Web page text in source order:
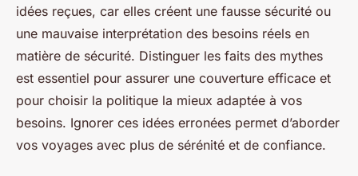
idées reçues, car elles créent une fausse sécurité ou
une mauvaise interprétation des besoins réels en
matière de sécurité. Distinguer les faits des mythes
est essentiel pour assurer une couverture efficace et
pour choisir la politique la mieux adaptée à vos
besoins. Ignorer ces idées erronées permet d’aborder
vos voyages avec plus de sérénité et de confiance.